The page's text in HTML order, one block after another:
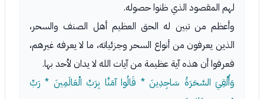
لهم المقصود الذي ظنوا حصوله.
وأعظم من تبين له الحق العظيم أهل الصنف والسحر،
الذين يعرفون من أنواع السحر وجزئياته، ما لا يعرفه غيرهم،
فعرفوا أن هذه آية عظيمة من آيات الله لا يدان لأحد بها.
وَأُلْقِيَ السَّحَرَةُ سَاجِدِينَ * قَالُوا آمَنَّا بِرَبِّ الْعَالَمِينَ * رَبِّ